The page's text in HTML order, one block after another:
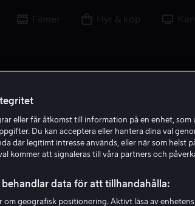
Filmer Hyr & köp
T C
eller får åtkomst till information på en enhet, som
Du kan acceptera eller hantera dina val
där legitimt intresse används, eller när som helst
kommer att signaleras till våra partners och
behandlar data för att tillhandahålla:
om geografisk positionering. Aktivt läsa av